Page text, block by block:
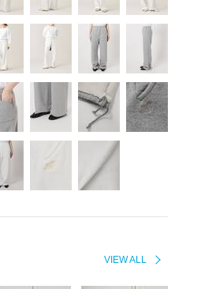
VIEW ALL